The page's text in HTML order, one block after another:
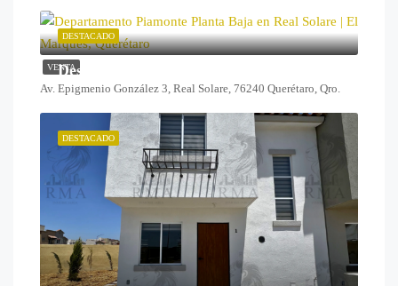
VENTA
DESTACADO
Desde $1,259,000
Av. Epigmenio González 3, Real Solare, 76240 Querétaro, Qro.
DESTACADO